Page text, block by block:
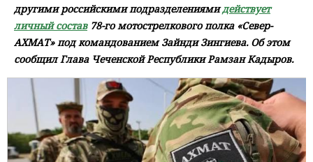
другими российскими подразделениямидействует
личный состав78-го мотострелкового полка «Север-
АХМАТ» под командованием Зайнди Зингиева. Об этом
сообщил Глава Чеченской Республики Рамзан Кадыров.